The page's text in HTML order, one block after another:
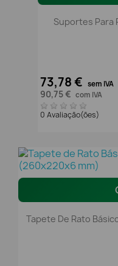
Suportes Para
73,78 € sem IVA
90,75 € com IVA
0 Avaliação(ões)
Tapete De Rato